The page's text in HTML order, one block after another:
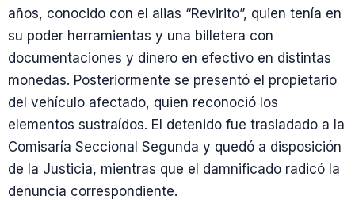
años, conocido con el alias “Revirito”, quien tenía en
su poder herramientas y una billetera con
documentaciones y dinero en efectivo en distintas
monedas. Posteriormente se presentó el propietario
del vehículo afectado, quien reconoció los
elementos sustraídos. El detenido fue trasladado a la
Comisaría Seccional Segunda y quedó a disposición
de la Justicia, mientras que el damnificado radicó la
denuncia correspondiente.